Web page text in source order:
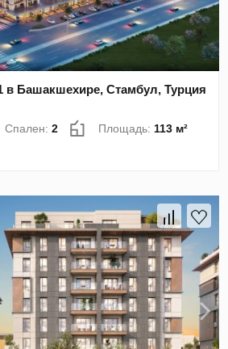
в Башакшехире, Стамбул, Турция
Спален:2 Площадь:113 м²